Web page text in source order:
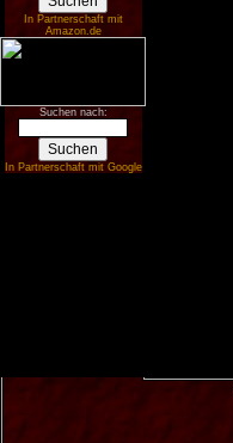
In Partnerschaft mit
Amazon.de
Suchen nach:
In Partnerschaft mit Google